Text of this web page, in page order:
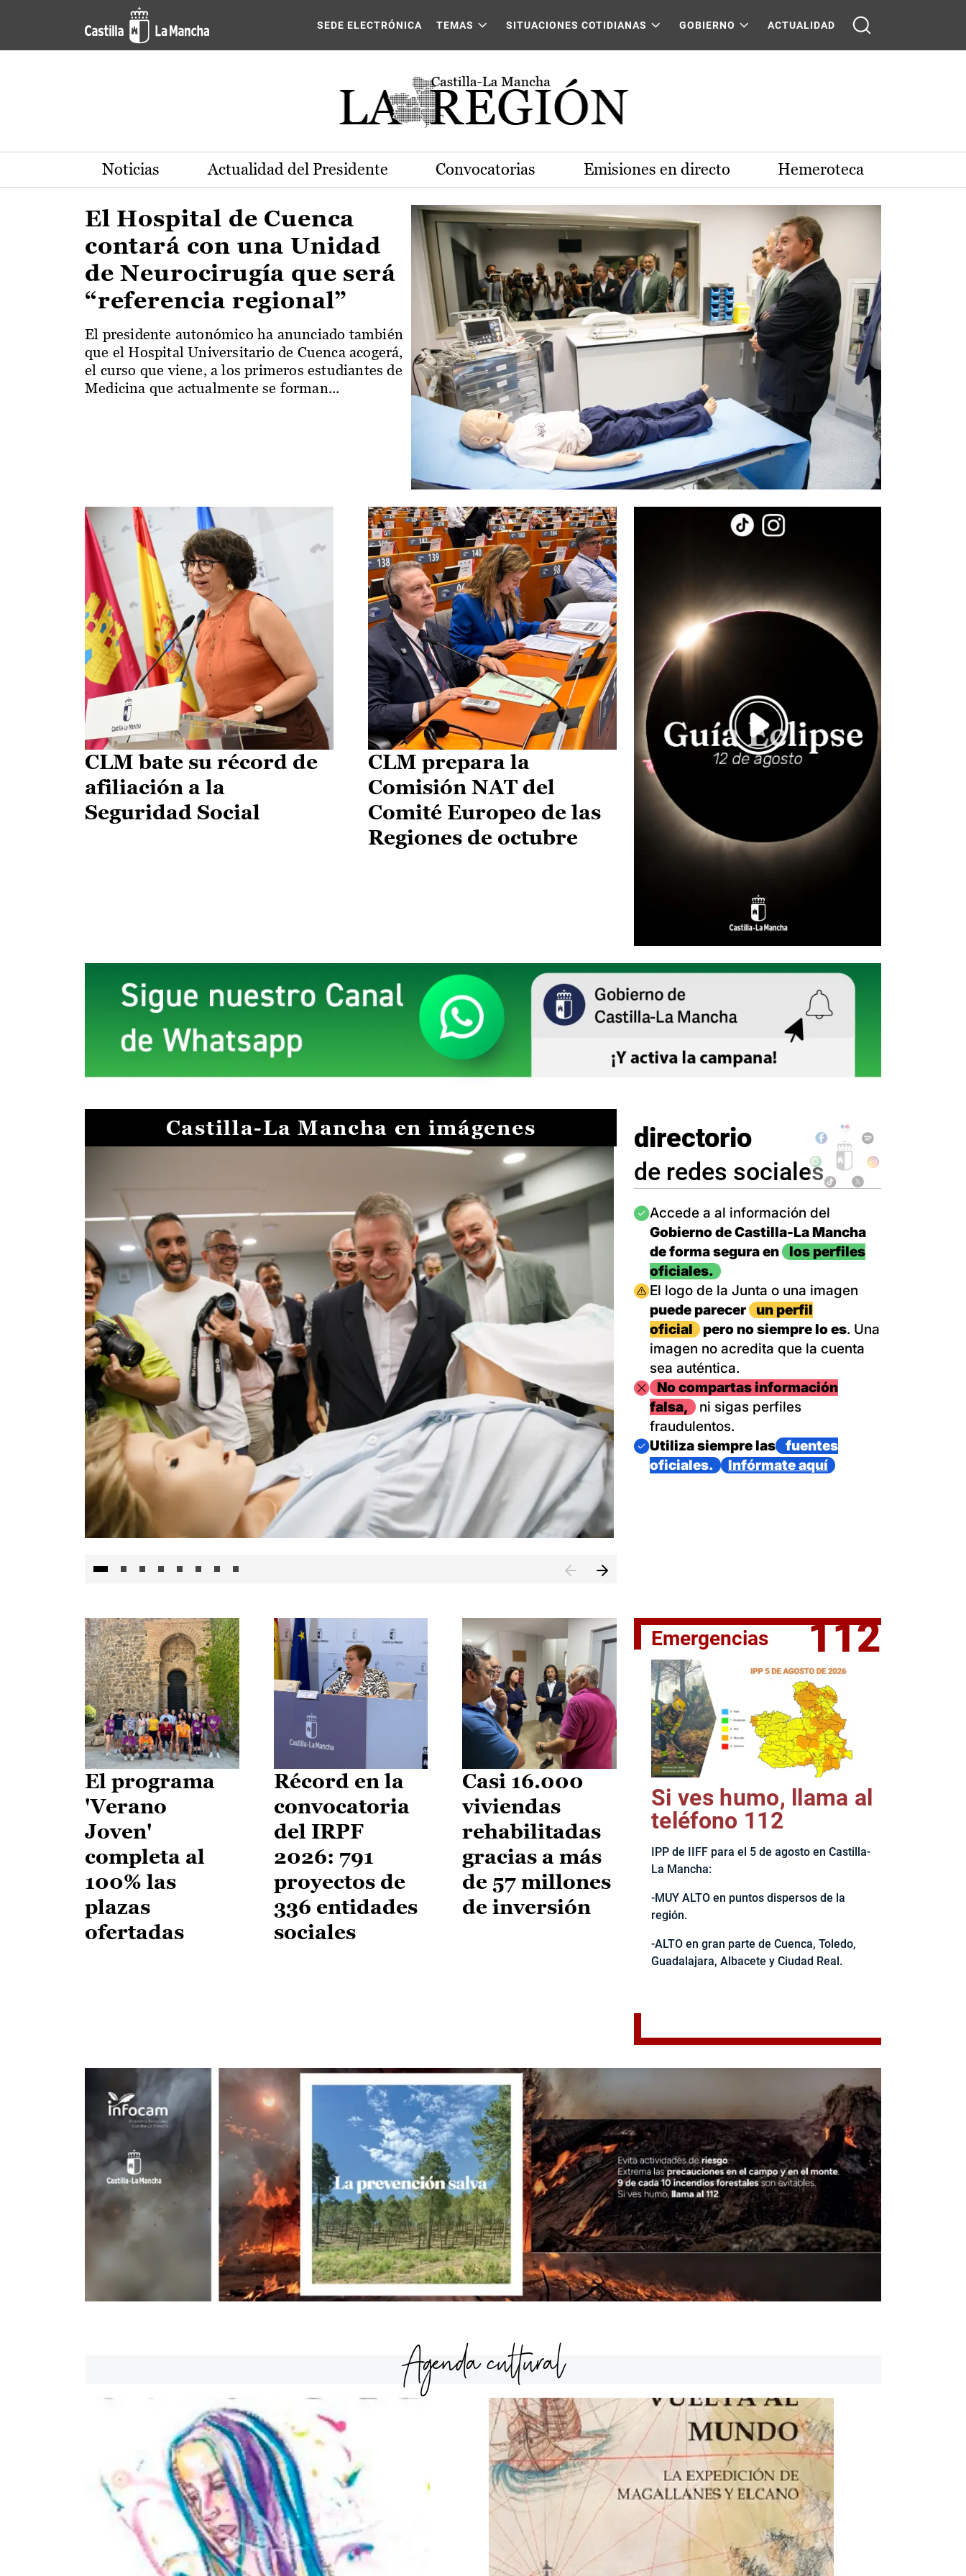
Pasar al contenido principal
Actualidad de la región de Castilla-La Mancha
SEDE ELECTRÓNICA TEMAS SITUACIONES COTIDIANAS GOBIERNO ACTUALIDAD
Noticias Actualidad del Presidente Convocatorias Emisiones en directo Hemeroteca
El Hospital de Cuenca
contará con una Unidad
de Neurocirugía que será
“referencia regional”
El presidente autonómico ha anunciado también
que el Hospital Universitario de Cuenca acogerá,
el curso que viene, a los primeros estudiantes de
Medicina que actualmente se forman...
CLM bate su récord de
afiliación a la
Seguridad Social
CLM prepara la
Comisión NAT del
Comité Europeo de las
Regiones de octubre
Castilla-La Mancha en imágenes
El jefe del Ejecutivo castellanomanchego, Emiliano García-
directorio
de redes sociales
Imagen
Accede a al información del
Gobierno de Castilla-La Mancha
de forma segura en
los perfiles
oficiales.
Imagen
El logo de la Junta o una imagen
puede parecer
un perfil
oficial
pero no siempre lo es. Una
imagen no acredita que la cuenta
sea auténtica.
ImagenNo compartas información
falsa,
ni sigas perfiles
fraudulentos.
Imagen
Utiliza siempre las
fuentes
oficiales.
Infórmate aquí
El programa
'Verano
Joven'
completa al
100% las
plazas
ofertadas
Récord en la
convocatoria
del IRPF
2026: 791
proyectos de
336 entidades
sociales
Casi 16.000
viviendas
rehabilitadas
gracias a más
de 57 millones
de inversión
Emergencias 112
Si ves humo, llama al
teléfono 112
IPP de IIFF para el 5 de agosto en Castilla-
La Mancha:
-MUY ALTO en puntos dispersos de la
región.
-ALTO en gran parte de Cuenca, Toledo,
Guadalajara, Albacete y Ciudad Real.
Agenda cultural